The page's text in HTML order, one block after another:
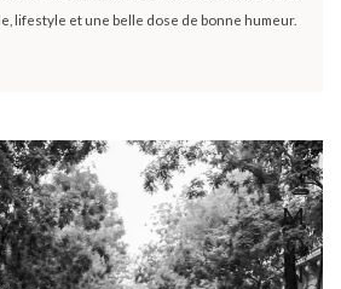
lifestyle et une belle dose de bonne humeur.
M
O
N